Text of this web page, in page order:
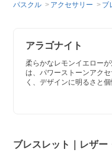
パスクル アクセサリー ブ
アラゴナイト
柔らかなレモンイエロー
は、パワーストーンアク
く、デザインに明るさと個
ブレスレット｜レザー